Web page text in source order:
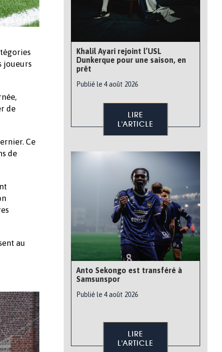
joueurs
de
Ce
de
au
Khalil Ayari rejoint l’USL
Dunkerque pour une saison, en
prêt
Publié le 4 août 2026
LIRE
L'ARTICLE
Anto Sekongo est transféré à
Samsunspor
Publié le 4 août 2026
LIRE
L'ARTICLE